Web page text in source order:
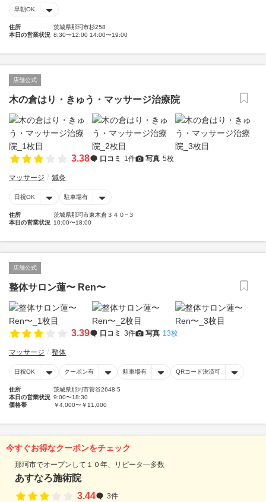
早朝OK
住所
茨城県那珂市杉258
本日の営業状況 8:30〜12:00 14:00〜19:00
店舗公式
木の倉はり・きゅう・マッサージ治療院
3.38 口コミ 1件 写真 5枚
マッサージ 鍼灸
日祝OK 駐車場有
住所
茨城県那珂市東木倉３４０−３
本日の営業状況 10:00〜18:00
店舗公式
整体サロン蓮〜 Ren〜
3.39 口コミ 3件 写真 13枚
マッサージ 整体
日祝OK クーポン有 駐車場有 QRコード決済可
住所
茨城県那珂市菅谷2648-5
本日の営業状況 9:00〜18:30
価格帯
￥4,000〜￥11,000
今すぐお得なクーポンをチェック
那珂市でオープンして１０年、リピータ―多数
あすなろ施術院
3.44
3件